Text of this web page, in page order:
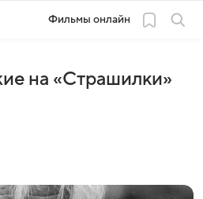
Фильмы онлайн
на «Страшилки»